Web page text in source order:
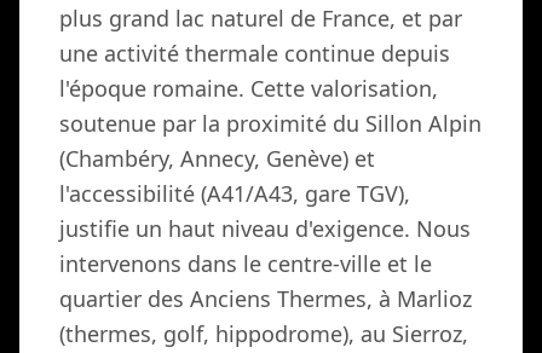
plus grand lac naturel de France, et par
une activité thermale continue depuis
l'époque romaine. Cette valorisation,
soutenue par la proximité du Sillon Alpin
(Chambéry, Annecy, Genève) et
l'accessibilité (A41/A43, gare TGV),
justifie un haut niveau d'exigence. Nous
intervenons dans le centre-ville et le
quartier des Anciens Thermes, à Marlioz
(thermes, golf, hippodrome), au Sierroz,